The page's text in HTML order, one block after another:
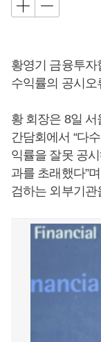
황영기 금융투
수익률의 공시
황 회장은 8일
간담회에서 “다
익률을 잘못 공
과를 초래했다”
검하는 외부기관